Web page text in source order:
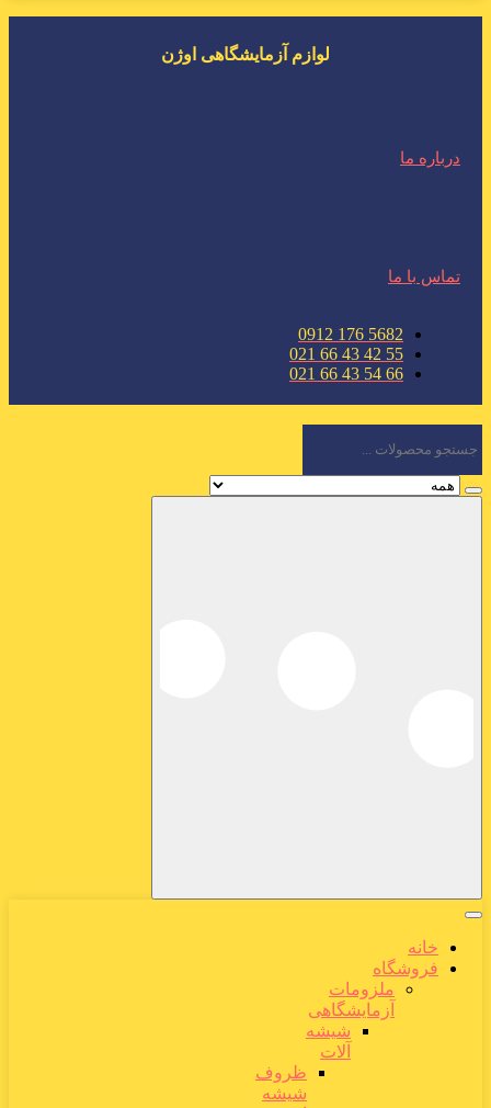
لوازم آزمایشگاهی اوژن
درباره ما
تماس با ما
5682 176 0912
55 42 43 66 021
66 54 43 66 021
خانه
فروشگاه
ملزومات
آزمایشگاهی
شیشه
آلات
ظروف
شیشه